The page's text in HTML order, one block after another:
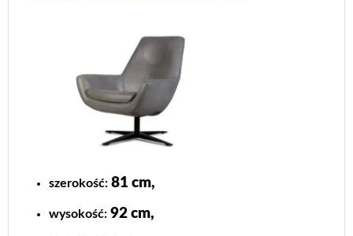
szerokość: 81 cm,
wysokość: 92 cm,